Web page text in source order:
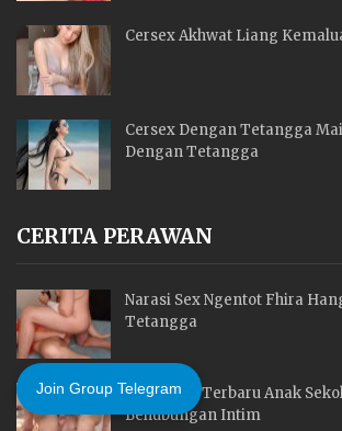
Cersex Akhwat Liang
Cersex Dengan Tetangga
Dengan Tetangga
CERITA PERAWAN
Narasi Sex Ngentot Fhira
Tetangga
Cerita Sex Terbaru Anak
Behubungan Intim
Join Group Telegram